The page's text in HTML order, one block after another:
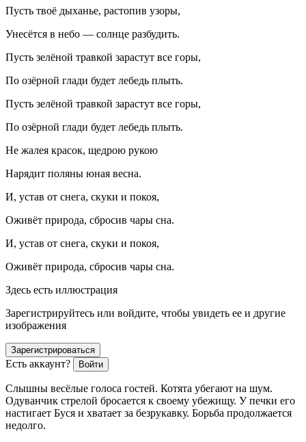
Пусть твоё дыханье, растопив узоры,
Унесётся в небо — солнце разбудить.
Пусть зелёной травкой зарастут все горы,
По озёрной глади будет лебедь плыть.
Пусть зелёной травкой зарастут все горы,
По озёрной глади будет лебедь плыть.
Не жалея красок, щедрою рукою
Нарядит поляны юная весна.
И, устав от снега, скуки и покоя,
Оживёт природа, сбросив чары сна.
И, устав от снега, скуки и покоя,
Оживёт природа, сбросив чары сна.
Здесь есть иллюстрация
Зарегистрируйтесь или войдите, чтобы увидеть ее и другие
изображения
Зарегистрироваться
Есть аккаунт? Войти
Слышны весёлые голоса гостей. Котята убегают на шум.
Одуванчик стрелой бросается к своему убежищу. У печки его
настигает Буся и хватает за безрукавку. Борьба продолжается
недолго.